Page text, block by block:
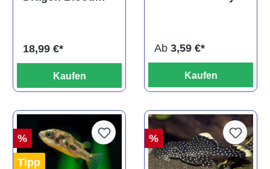
18,99 €*
Kaufen
Ab 3,59 €*
Kaufen
%
Tipp
%